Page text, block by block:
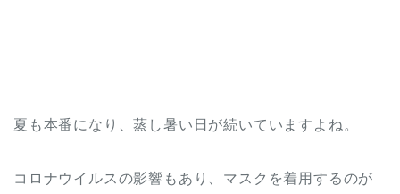
夏も本番になり、蒸し暑い日が続いていますよね。
コロナウイルスの影響もあり、マスクを着用するのが